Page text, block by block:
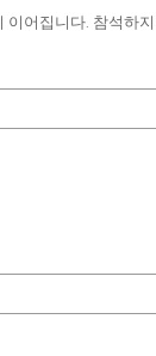
어집니다. 참석하